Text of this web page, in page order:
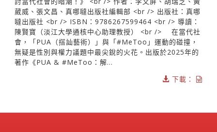
葳威、張文昌、真哪噠出版社編輯部 <br /> 出版社：真哪
噠出版社 <br /> ISBN：9786267599464 <br /> 導讀：
陳賢寶（淡江大學通核中心助理教授） <br /> 在當代社
會，「PUA（搭訕藝術）」與「#MeToo」運動的碰撞，
無疑是性別與權力議題中最尖銳的火花。出版於2025年的
著作《PUA & #MeToo：解...
下載：